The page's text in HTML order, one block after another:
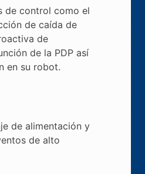
de control como el
de caída de
de
de la PDP así
en su robot.
de alimentación y
de alto